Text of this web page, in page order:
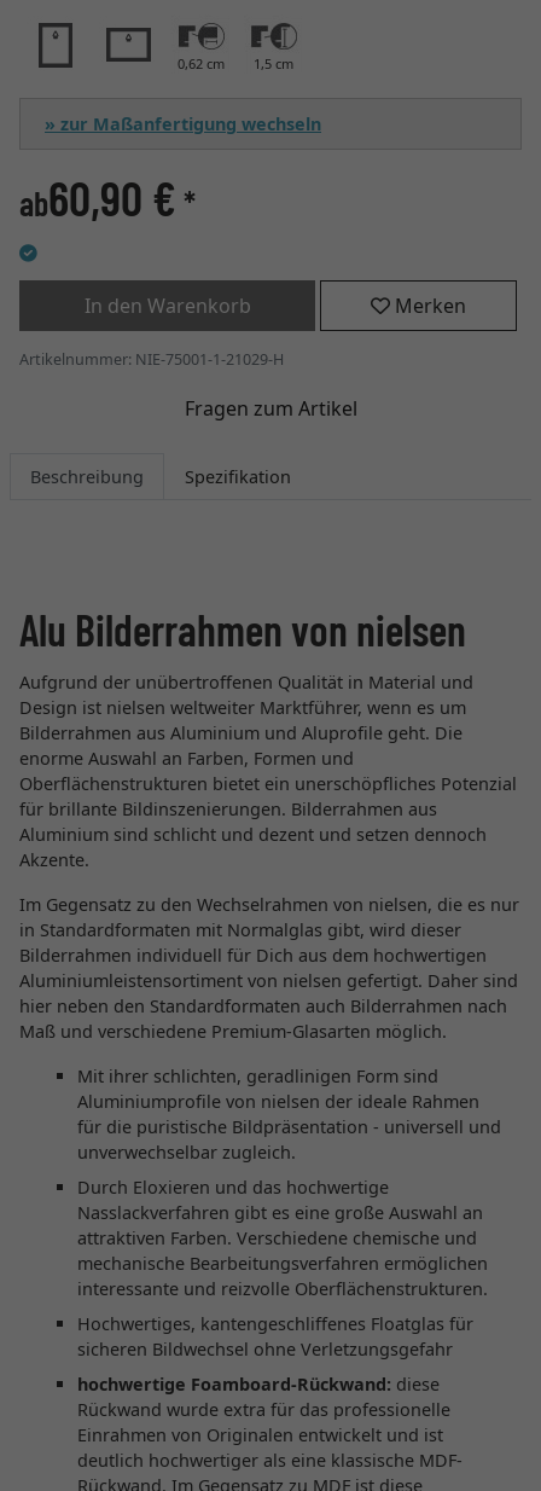
0,62 cm 1,5 cm
» zur Maßanfertigung wechseln
ab60,90 € *
In den Warenkorb Merken
Artikelnummer: NIE-75001-1-21029-H
Fragen zum Artikel
Beschreibung Spezifikation
Alu Bilderrahmen von nielsen
Aufgrund der unübertroffenen Qualität in Material und
Design ist nielsen weltweiter Marktführer, wenn es um
Bilderrahmen aus Aluminium und Aluprofile geht. Die
enorme Auswahl an Farben, Formen und
Oberflächenstrukturen bietet ein unerschöpfliches Potenzial
für brillante Bildinszenierungen. Bilderrahmen aus
Aluminium sind schlicht und dezent und setzen dennoch
Akzente.
Im Gegensatz zu den Wechselrahmen von nielsen, die es nur
in Standardformaten mit Normalglas gibt, wird dieser
Bilderrahmen individuell für Dich aus dem hochwertigen
Aluminiumleistensortiment von nielsen gefertigt. Daher sind
hier neben den Standardformaten auch Bilderrahmen nach
Maß und verschiedene Premium-Glasarten möglich.
Mit ihrer schlichten, geradlinigen Form sind
Aluminiumprofile von nielsen der ideale Rahmen
für die puristische Bildpräsentation - universell und
unverwechselbar zugleich.
Durch Eloxieren und das hochwertige
Nasslackverfahren gibt es eine große Auswahl an
attraktiven Farben. Verschiedene chemische und
mechanische Bearbeitungsverfahren ermöglichen
interessante und reizvolle Oberflächenstrukturen.
Hochwertiges, kantengeschliffenes Floatglas für
sicheren Bildwechsel ohne Verletzungsgefahr
hochwertige Foamboard-Rückwand: diese
Rückwand wurde extra für das professionelle
Einrahmen von Originalen entwickelt und ist
deutlich hochwertiger als eine klassische MDF-
Rückwand. Im Gegensatz zu MDF ist diese